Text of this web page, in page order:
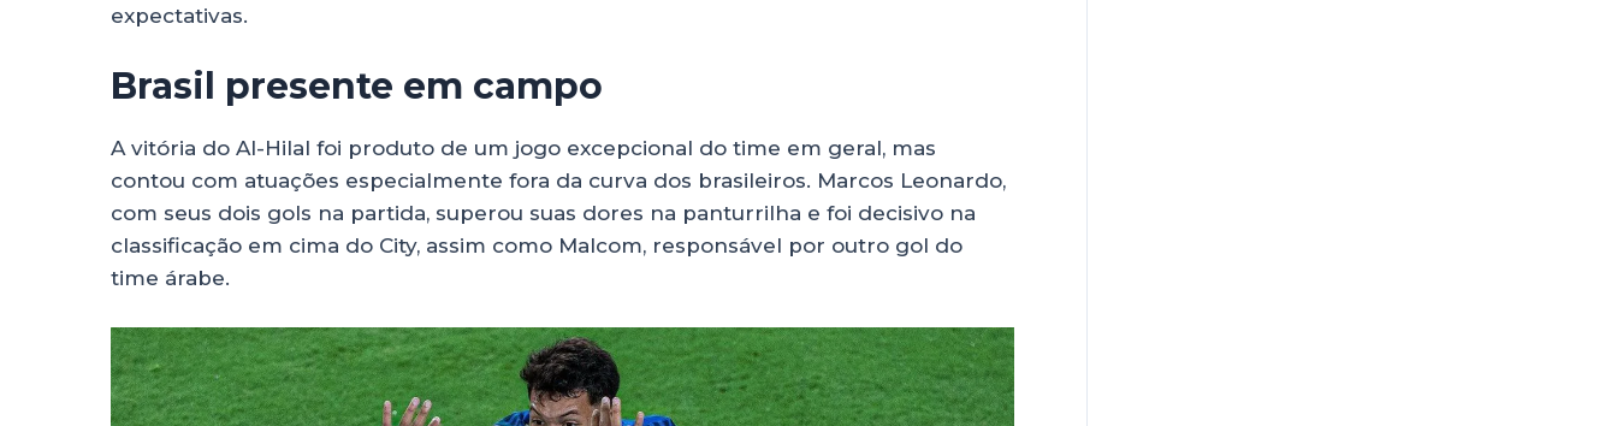
expectativas.
Brasil presente em campo
A vitória do Al-Hilal foi produto de um jogo excepcional do time em geral, mas
contou com atuações especialmente fora da curva dos brasileiros. Marcos Leonardo,
com seus dois gols na partida, superou suas dores na panturrilha e foi decisivo na
classificação em cima do City, assim como Malcom, responsável por outro gol do
time árabe.